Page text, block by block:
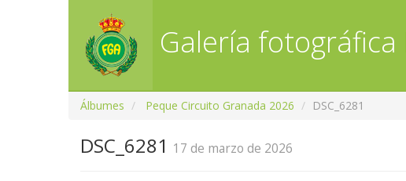
Galería fotográfica
Álbumes Peque Circuito Granada 2026 DSC_6281
DSC_6281 17 de marzo de 2026